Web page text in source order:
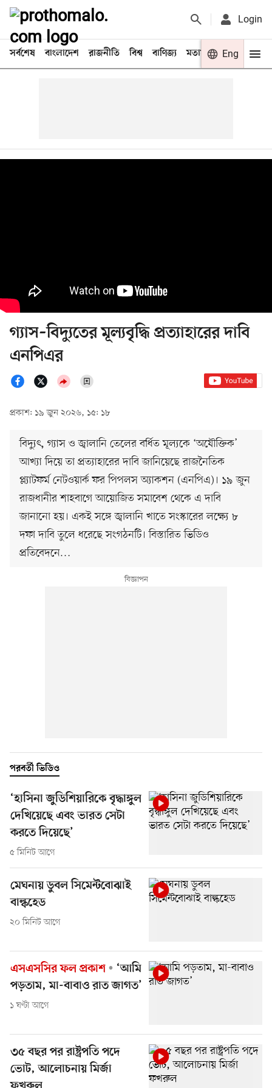
Login
সর্বশেষ বাংলাদেশ রাজনীতি বিশ্ব বাণিজ্য মতামত খেলা
Eng
গ্যাস–বিদ্যুতের মূল্যবৃদ্ধি প্রত্যাহারের দাবি
এনপিএর
প্রকাশ: ১৯ জুন ২০২৬, ১৫: ১৮
বিদ্যুৎ, গ্যাস ও জ্বালানি তেলের বর্ধিত মূল্যকে ‘অযৌক্তিক’
আখ্যা দিয়ে তা প্রত্যাহারের দাবি জানিয়েছে রাজনৈতিক
প্ল্যাটফর্ম নেটওয়ার্ক ফর পিপলস অ্যাকশন (এনপিএ)। ১৯ জুন
রাজধানীর শাহবাগে আয়োজিত সমাবেশ থেকে এ দাবি
জানানো হয়। একই সঙ্গে জ্বালানি খাতে সংস্কারের লক্ষ্যে ৮
দফা দাবি তুলে ধরেছে সংগঠনটি। বিস্তারিত ভিডিও
প্রতিবেদনে…
পরবর্তী ভিডিও
‘হাসিনা জুডিশিয়ারিকে বৃদ্ধাঙ্গুল
দেখিয়েছে এবং ভারত সেটা
করতে দিয়েছে’
৫ মিনিট আগে
মেঘনায় ডুবল সিমেন্টবোঝাই
বাল্কহেড
২০ মিনিট আগে
এসএসসির ফল প্রকাশ
‘আমি
পড়তাম, মা-বাবাও রাত জাগত’
১ ঘণ্টা আগে
৩৫ বছর পর রাষ্ট্রপতি পদে
ভোট, আলোচনায় মির্জা